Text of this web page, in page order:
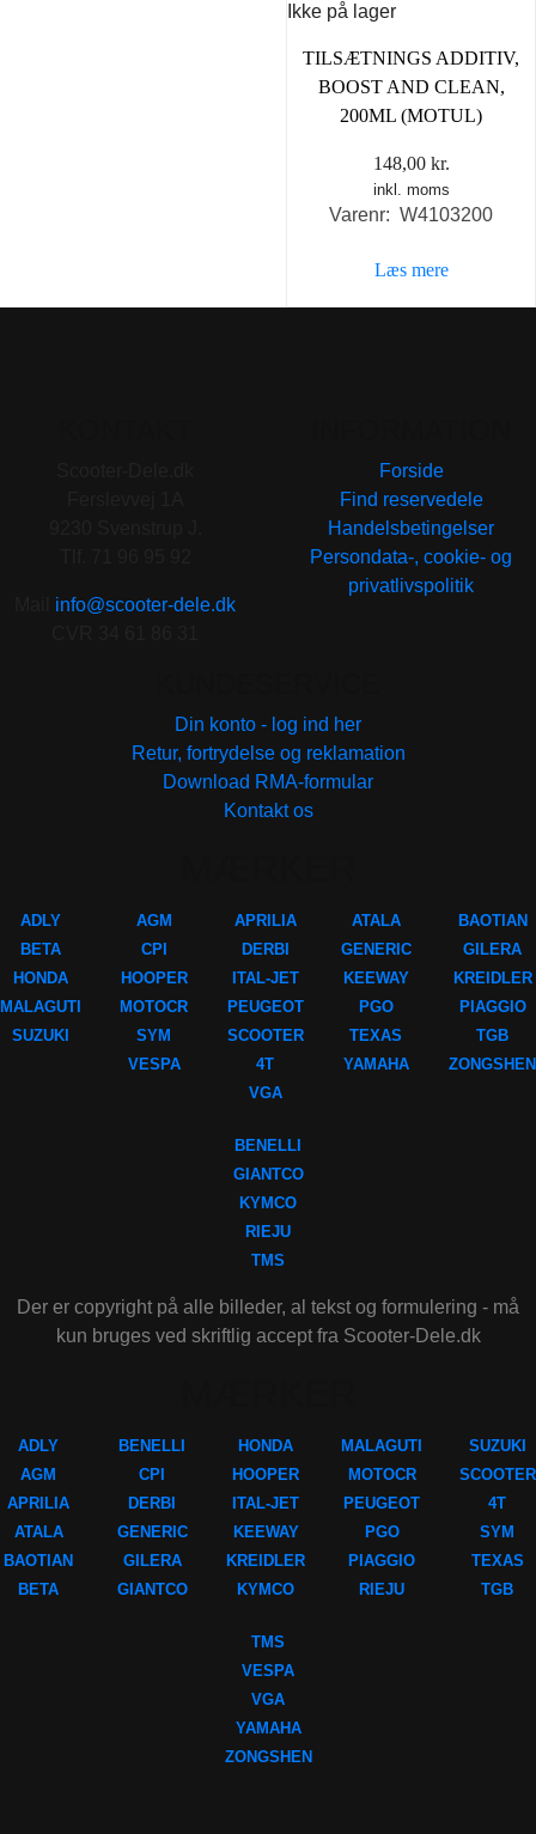
Ikke på lager
TILSÆTNINGS ADDITIV,
BOOST AND CLEAN,
200ML (MOTUL)
148,00 kr.
inkl. moms
Varenr: W4103200
Læs mere
info@scooter-dele.dk
Forside
Find reservedele
Handelsbetingelser
Persondata-, cookie- og
privatlivspolitik
Din konto - log ind her
Retur, fortrydelse og reklamation
Download RMA-formular
Kontakt os
ADLY
BETA
HONDA
MALAGUTI
SUZUKI
AGM
CPI
HOOPER
MOTOCR
SYM
VESPA
APRILIA
DERBI
ITAL-JET
PEUGEOT
SCOOTER
4T
VGA
ATALA
GENERIC
KEEWAY
PGO
TEXAS
YAMAHA
BAOTIAN
GILERA
KREIDLER
PIAGGIO
TGB
ZONGSHEN
BENELLI
GIANTCO
KYMCO
RIEJU
TMS
Der er copyright på alle billeder, al tekst og formulering - må
kun bruges ved skriftlig accept fra Scooter-Dele.dk
ADLY
AGM
APRILIA
ATALA
BAOTIAN
BETA
BENELLI
CPI
DERBI
GENERIC
GILERA
GIANTCO
HONDA
HOOPER
ITAL-JET
KEEWAY
KREIDLER
KYMCO
MALAGUTI
MOTOCR
PEUGEOT
PGO
PIAGGIO
RIEJU
SUZUKI
SCOOTER
4T
SYM
TEXAS
TGB
TMS
VESPA
VGA
YAMAHA
ZONGSHEN